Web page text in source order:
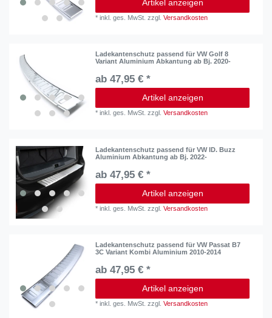
Artikel anzeigen
*inkl. ges. MwSt. zzgl.Versandkosten
Ladekantenschutz passend für VW Golf 8
Variant Aluminium Abkantung ab Bj. 2020-
ab 47,95 € *
Artikel anzeigen
*inkl. ges. MwSt. zzgl.Versandkosten
Ladekantenschutz passend für VW ID. Buzz
Aluminium Abkantung ab Bj. 2022-
ab 47,95 € *
Artikel anzeigen
*inkl. ges. MwSt. zzgl.Versandkosten
Ladekantenschutz passend für VW Passat B7
3C Variant Kombi Aluminium 2010-2014
ab 47,95 € *
Artikel anzeigen
*inkl. ges. MwSt. zzgl.Versandkosten